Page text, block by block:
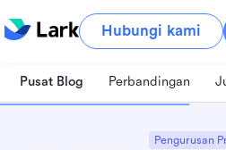
Hubungi kami
Pusat Blog Perbandingan
Pengurusan